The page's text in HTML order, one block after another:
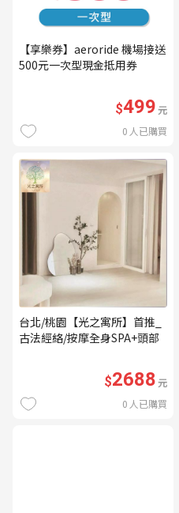
【享樂券】aeroride 機場接送
500元一次型現金抵用券
$499元
0 人已購買
台北/桃園【光之寓所】首推_
古法經絡/按摩全身SPA+頭部
$2688元
0 人已購買